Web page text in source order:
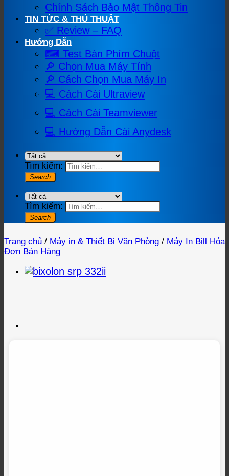
Chính Sách Bảo Mật Thông Tin
TIN TỨC & THỦ THUẬT
✅ Review – FAQ
Hướng Dẫn
⌨ Test Bàn Phím Chuột
🔎 Chọn Mua Máy Tính
🔎 Cách Chọn Mua Máy In
💻 Cách Cài Ultraview
💻 Cách Cài Teamviewer
💻 Hướng Dẫn Cài Anydesk
Tìm kiếm:
Tìm kiếm:
Trang chủ / Máy in & Thiết Bị Văn Phòng / Máy In Bill Hóa
Đơn Bán Hàng